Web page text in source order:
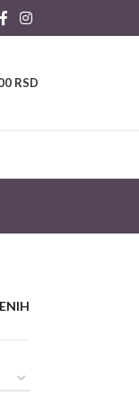
RSD